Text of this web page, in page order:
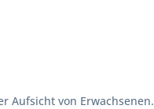
Aufsicht von Erwachsenen.